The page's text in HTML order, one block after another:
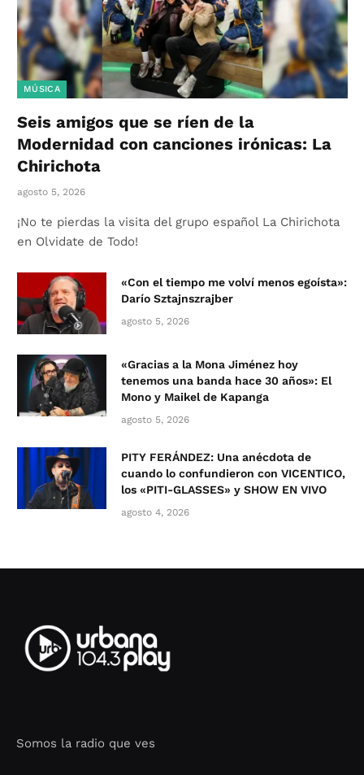
MÚSICA
Seis amigos que se ríen de la
Modernidad con canciones irónicas: La
Chirichota
agosto 5, 2026
¡No te pierdas la visita del grupo español La Chirichota
en Olvidate de Todo!
«Con el tiempo me volví menos egoísta»:
Darío Sztajnszrajber
agosto 5, 2026
«Gracias a la Mona Jiménez hoy
tenemos una banda hace 30 años»: El
Mono y Maikel de Kapanga
agosto 5, 2026
PITY FERÁNDEZ: Una anécdota de
cuando lo confundieron con VICENTICO,
los «PITI-GLASSES» y SHOW EN VIVO
agosto 4, 2026
Somos la radio que ves